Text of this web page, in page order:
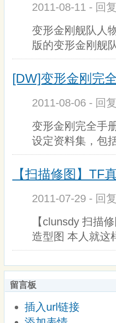
2011-08-11 - 回
变形金刚舰队人
版的变形金刚舰
[DW]变形金刚完
2011-08-06 - 回
变形金刚完全手
设定资料集，包
【扫描修图】TF
2011-07-29 - 回
【clunsdy 扫描
造型图 本人就这
留言板
插入url链接